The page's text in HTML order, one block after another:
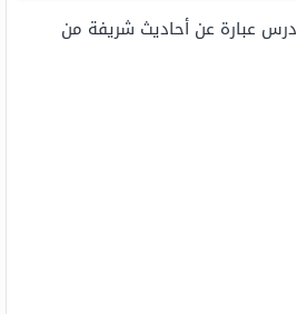
يتكون جزء الحديث من 15 درس عبارة عن أحاديث شريفة من